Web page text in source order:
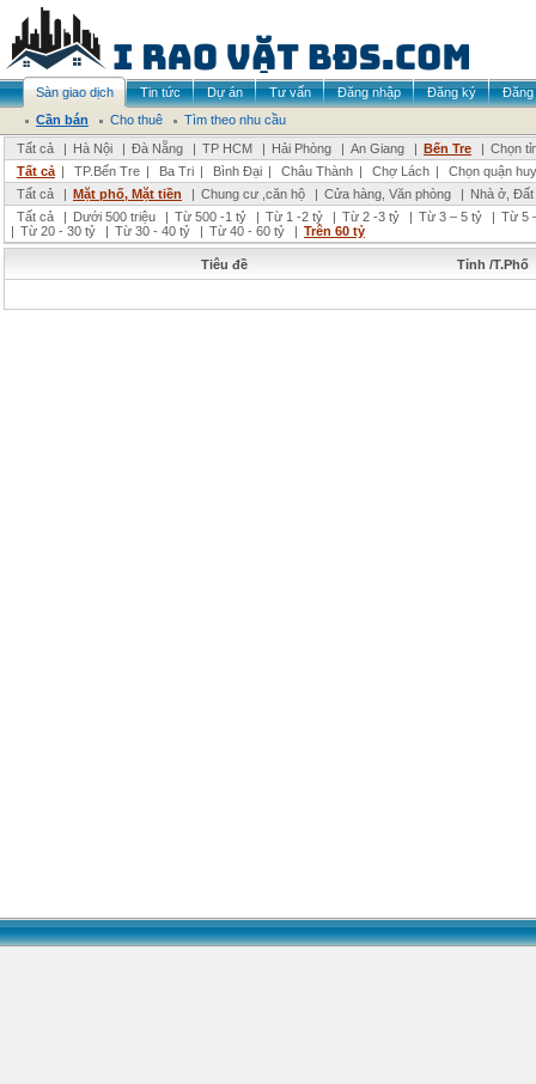
Sàn giao dịch Tin tức Dự án Tư vấn Đăng nhập Đăng ký
Đăng
Cần bán
Cho thuê
Tìm theo nhu cầu
Tất cả
| Hà Nội | Đà Nẵng | TP HCM | Hải Phòng | An Giang | Bến Tre | Chọn
Tất cả | TP.Bến Tre | Ba Tri | Bình Đại | Châu Thành | Chợ Lách |
Chọn quận
Tất cả
| Mặt phố, Mặt tiền | Chung cư ,căn hộ | Cửa hàng, Văn phòng | Nhà ở,
Tất cả
| Dưới 500 triệu | Từ 500 -1 tỷ | Từ 1 -2 tỷ | Từ 2 -3 tỷ | Từ 3 – 5 tỷ | Từ 5
| Từ 20 - 30 tỷ | Từ 30 - 40 tỷ | Từ 40 - 60 tỷ | Trên 60 tỷ
Tiêu đề Tỉnh /T.Phố